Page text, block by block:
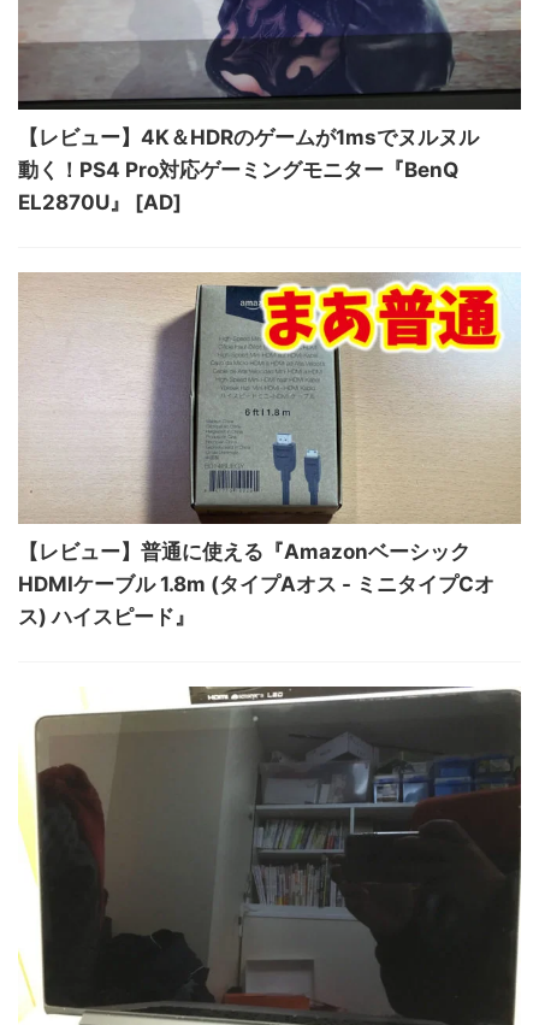
【レビュー】4K＆HDRのゲームが1msでヌルヌル
動く！PS4 Pro対応ゲーミングモニター『BenQ
EL2870U』 [AD]
【レビュー】普通に使える『Amazonベーシック
HDMIケーブル 1.8m (タイプAオス - ミニタイプCオ
ス) ハイスピード』